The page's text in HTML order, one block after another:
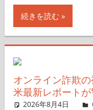
続きを読む
オンライン詐欺
米最新レポート
2026年8月4日